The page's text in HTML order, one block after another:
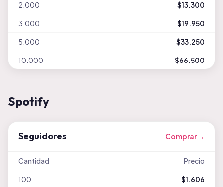
2.000 $13.300
3.000 $19.950
5.000 $33.250
10.000 $66.500
Spotify
Seguidores Comprar →
Cantidad Precio
100 $1.606